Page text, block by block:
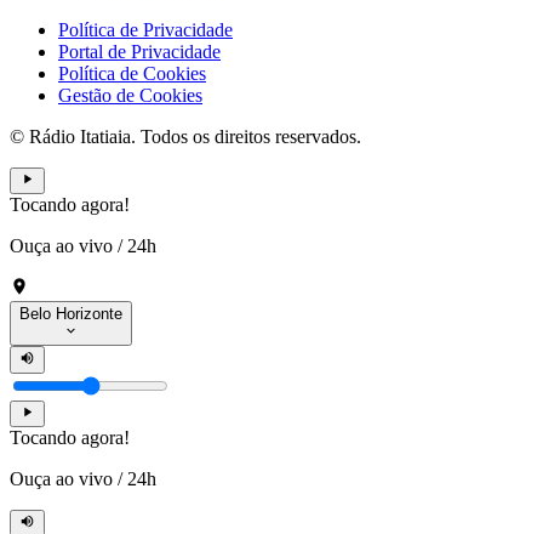
Política de Privacidade
Portal de Privacidade
Política de Cookies
Gestão de Cookies
© Rádio Itatiaia. Todos os direitos reservados.
Tocando agora!
Ouça ao vivo / 24h
Belo Horizonte
Tocando agora!
Ouça ao vivo / 24h